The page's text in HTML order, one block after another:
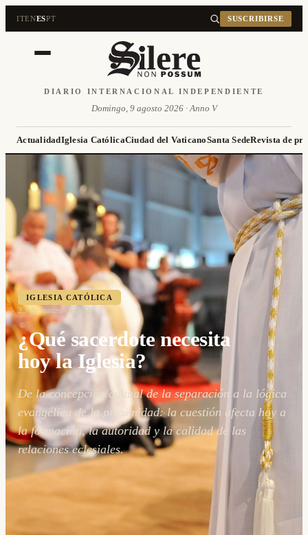
ITENESPT SUSCRIBIRSE
DIARIO INTERNACIONAL INDEPENDIENTE
Domingo, 9 agosto 2026 · Anno V
ActualidadIglesia CatólicaCiudad del VaticanoSanta SedeRevista de
IGLESIA CATÓLICA
23 de marzo de 2026
¿Qué sacerdote necesita
hoy la Iglesia?
De la concepción cultual de la separación a la lógica
evangélica de la proximidad: la cuestión afecta hoy a
la formación, la autoridad y la calidad de las
relaciones eclesiales.